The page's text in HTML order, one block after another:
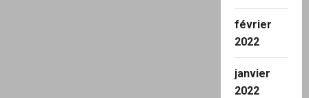
février
2022
janvier
2022